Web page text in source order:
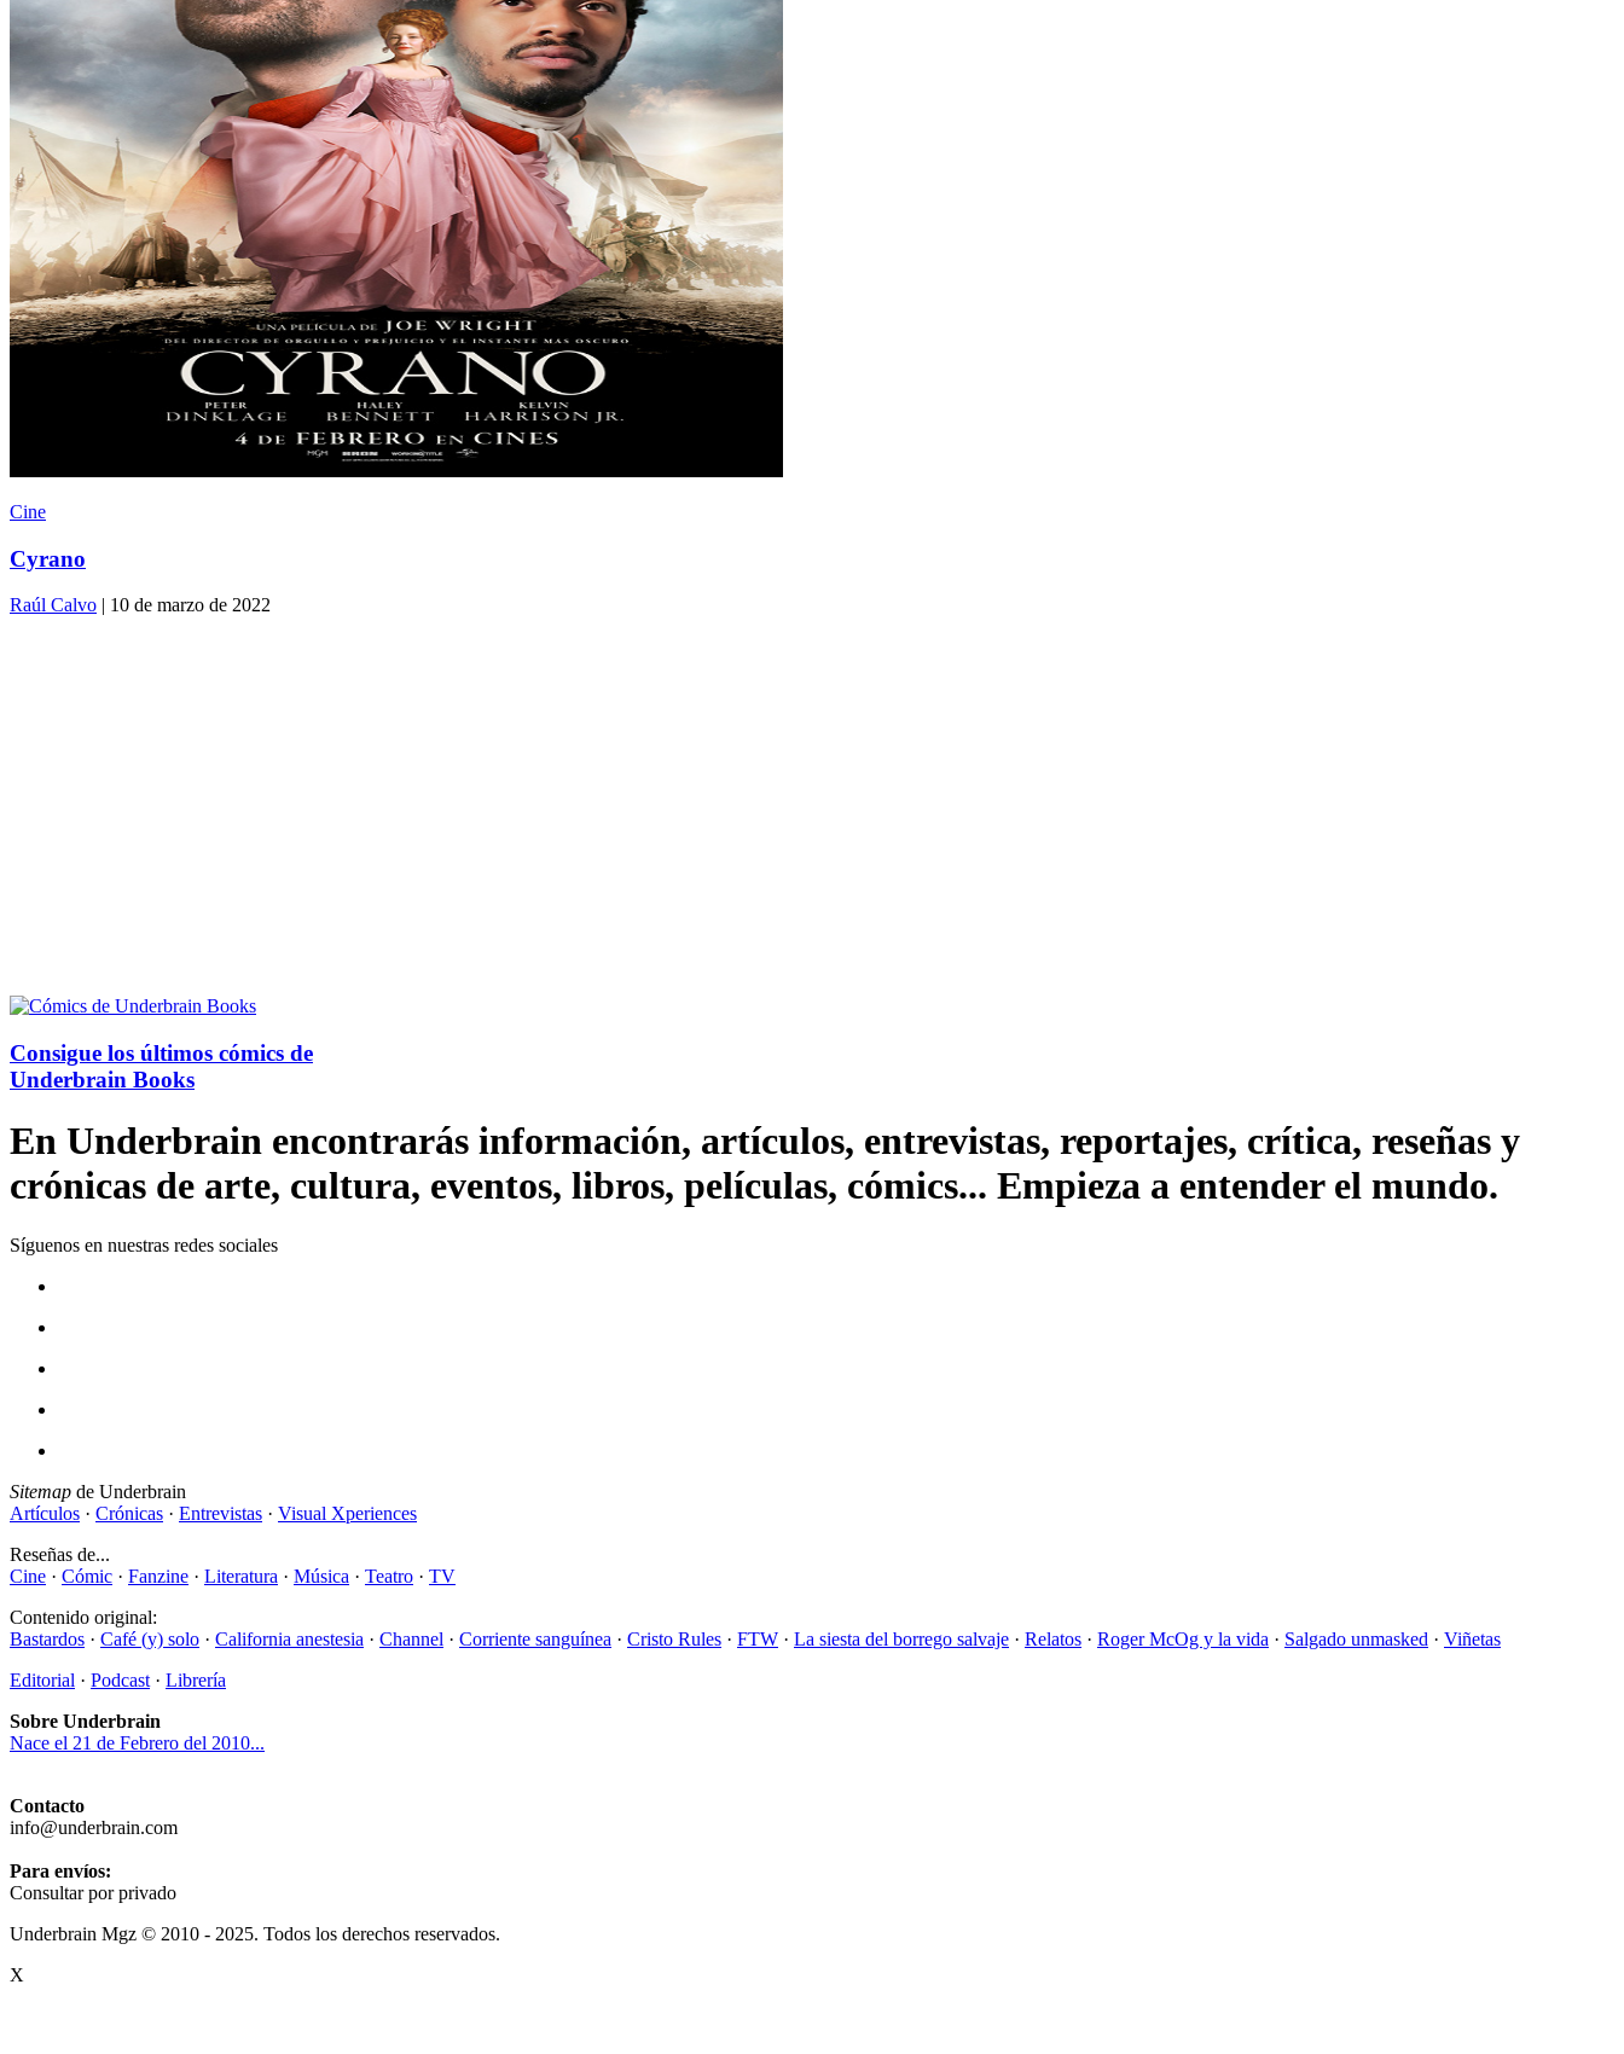
Cine
Cyrano
Raúl Calvo | 10 de marzo de 2022
Consigue los últimos cómics de
Underbrain Books
En Underbrain encontrarás información, artículos, entrevistas, reportajes, crítica, reseñas y
crónicas de arte, cultura, eventos, libros, películas, cómics... Empieza a entender el mundo.
Síguenos en nuestras redes sociales
Sitemap de Underbrain
Artículos · Crónicas · Entrevistas · Visual Xperiences
Reseñas de...
Cine · Cómic · Fanzine · Literatura · Música · Teatro · TV
Contenido original:
Bastardos · Café (y) solo · California anestesia · Channel · Corriente sanguínea · Cristo Rules · FTW · La siesta del borrego salvaje · Relatos · Roger McOg y la vida · Salgado unmasked · Viñetas
Editorial · Podcast · Librería
Sobre Underbrain
Nace el 21 de Febrero del 2010...
Contacto
info@underbrain.com
Para envíos:
Consultar por privado
Underbrain Mgz © 2010 - 2025. Todos los derechos reservados.
X